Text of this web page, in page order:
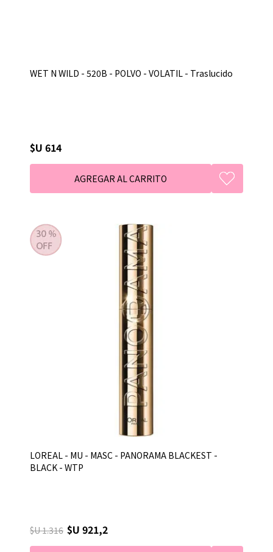
WET N WILD - 520B - POLVO - VOLATIL - Traslucido
$U 614
LOREAL - MU - MASC - PANORAMA BLACKEST -
BLACK - WTP
$U 1.316 $U 921,2